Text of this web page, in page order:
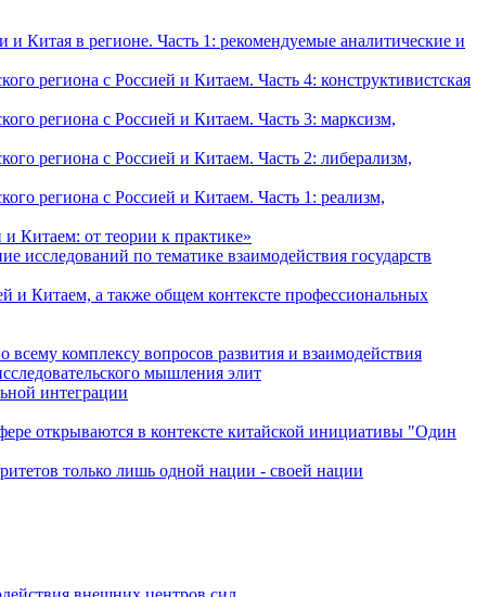
Китая в регионе. Часть 1: рекомендуемые аналитические и
региона с Россией и Китаем. Часть 4: конструктивистская
региона с Россией и Китаем. Часть 3: марксизм,
региона с Россией и Китаем. Часть 2: либерализм,
региона с Россией и Китаем. Часть 1: реализм,
Китаем: от теории к практике»
по тематике взаимодействия государств
и Китаем, а также общем контексте профессиональных
комплексу вопросов развития и взаимодействия
мышления элит
интеграции
открываются в контексте китайской инициативы "Один
только лишь одной нации - своей нации